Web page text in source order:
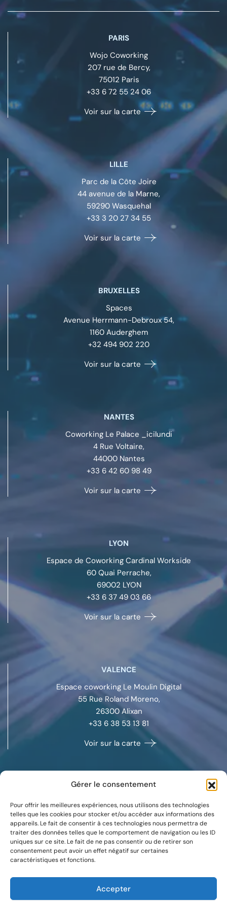
Gérer le consentement
Pour offrir les meilleures expériences, nous utilisons des technologies
telles que les cookies pour stocker et/ou accéder aux informations des
appareils. Le fait de consentir à ces technologies nous permettra de
traiter des données telles que le comportement de navigation ou les ID
uniques sur ce site. Le fait de ne pas consentir ou de retirer son
consentement peut avoir un effet négatif sur certaines
caractéristiques et fonctions.
Accepter
PARIS
Wojo Coworking
207 rue de Bercy,
75012 Paris
+33 6 72 55 24 06
Voir sur la carte
LILLE
Parc de la Côte Joire
44 avenue de la Marne,
59290 Wasquehal
+33 3 20 27 34 55
Voir sur la carte
BRUXELLES
Spaces
Avenue Herrmann-Debroux 54,
1160 Auderghem
+32 494 902 220
Voir sur la carte
NANTES
Coworking Le Palace _icilundi
4 Rue Voltaire,
44000 Nantes
+33 6 42 60 98 49
Voir sur la carte
LYON
Espace de Coworking Cardinal Workside
60 Quai Perrache,
69002 LYON
+33 6 37 49 03 66
Voir sur la carte
VALENCE
Espace coworking Le Moulin Digital
55 Rue Roland Moreno,
26300 Alixan
+33 6 38 53 13 81
Voir sur la carte
Space Coworking
132 boulevard Michelet,
13008 Marseille
+33 7 88 37 09 59